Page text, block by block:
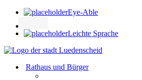
Eye-Able
Leichte Sprache
Rathaus und Bürger